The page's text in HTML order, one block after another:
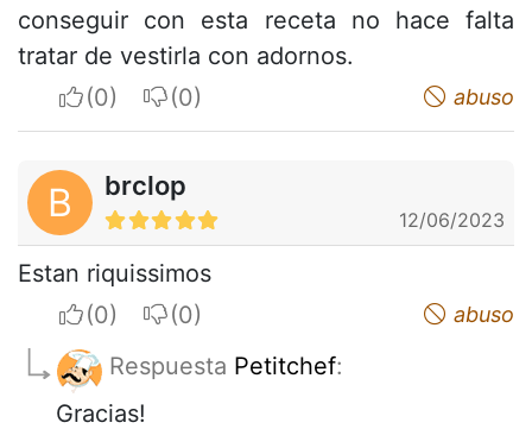
conseguir con esta receta no hace falta
tratar de vestirla con adornos.
I apreciateI do not appreciate abuso
B brclop
12/06/2023
Estan riquissimos
I apreciateI do not appreciate abuso
Respuesta Petitchef:
Gracias!